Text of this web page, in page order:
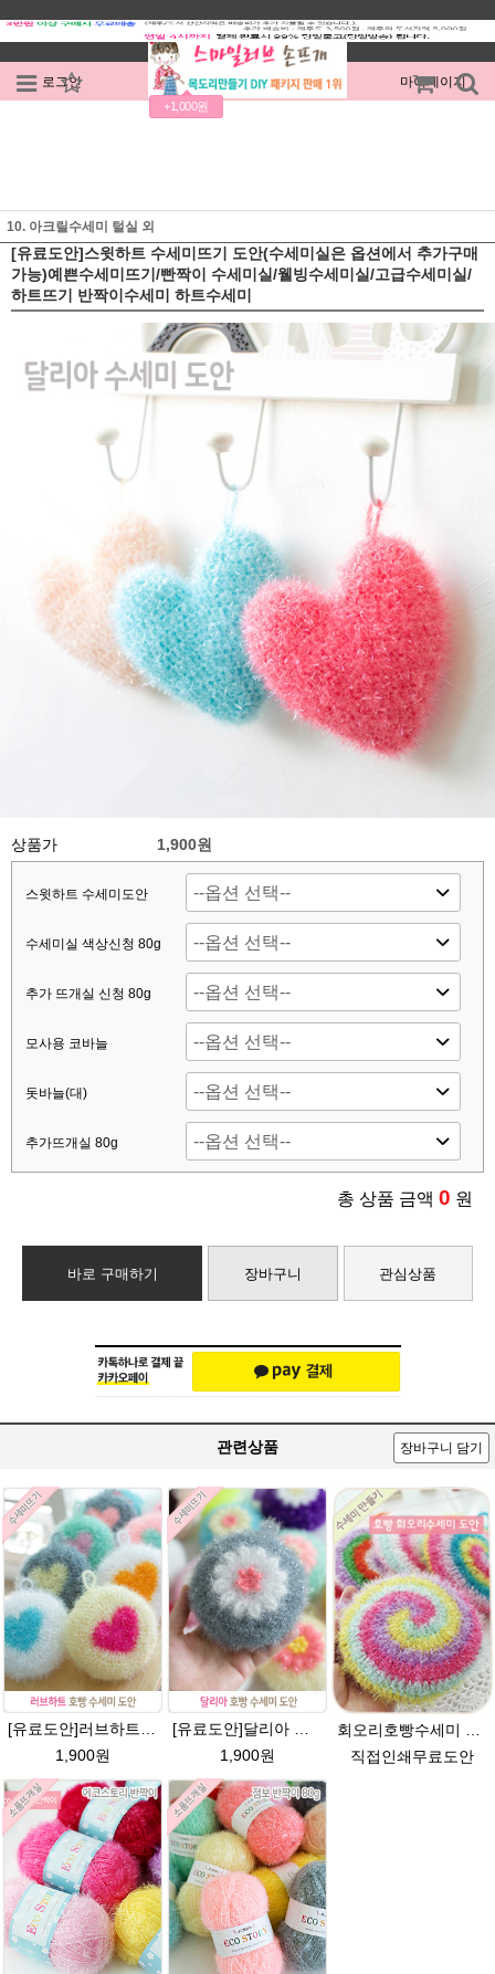
로그인 회원가입
+1,000원
주문조회 마이페이지
10. 아크릴수세미 털실 외
[유료도안]스윗하트 수세미뜨기 도안(수세미실은 옵션에서 추가구매
가능)예쁜수세미뜨기/빤짝이 수세미실/웰빙수세미실/고급수세미실/
하트뜨기 반짝이수세미 하트수세미
상품가 1,900원
스윗하트 수세미도안
수세미실 색상신청 80g
추가 뜨개실 신청 80g
모사용 코바늘
돗바늘(대)
추가뜨개실 80g
총 상품 금액 0 원
바로 구매하기 장바구니 관심상품
관련상품 장바구니 담기
[유료도안]러브하트 호빵수세미뜨기 도안(수세미실은 옵션에서 추가구매 가능)/별호빵수세미처럼 예쁜수세미뜨기/빤짝이 수세미실/웰빙수세미실/고급수세미실/하트뜨기 반짝이수세미 하트수세미
1,900원
[유료도안]달리아 호빵수세미뜨기 도안(수세미실은 옵션에서 추가구매 가능)/꽃수세미도안 /별호빵수세미처럼 예쁜수세미뜨기/빤짝이수세미실/웰빙수세미실/고급수세미실/데이지 반짝이수세미
1,900원
회오리호빵수세미 도안/반짝이수세미/회오리호빵수세미도안/회오리 호빵수세미/에코스토리/반짝이실/수세미실
직접인쇄무료도안